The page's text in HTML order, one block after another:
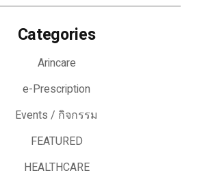
Categories
Arincare
e-Prescription
Events / กิจกรรม
FEATURED
HEALTHCARE